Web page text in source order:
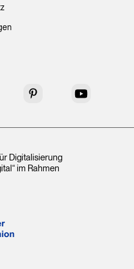
Pinterest YouTube
Digitalisierung
im Rahmen